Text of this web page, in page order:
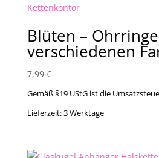
Blüten –
verschiedenen
7,99 €
Gemäß §19 UStG ist die
Lieferzeit:3 Werktage